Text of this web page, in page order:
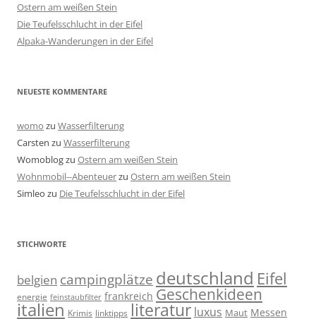
Ostern am weißen Stein
Die Teufelsschlucht in der Eifel
Alpaka-Wanderungen in der Eifel
NEUESTE KOMMENTARE
womo zu Wasserfilterung
Carsten zu Wasserfilterung
Womoblogzu Ostern am weißen Stein
Wohnmobil--Abenteuerzu Ostern am weißen Stein
Simleo zu Die Teufelsschlucht in der Eifel
STICHWORTE
belgien campingplätze deutschland Eifel
energie feinstaubfilter frankreich Geschenkideen
italien Krimis linktipps literatur luxus Maut Messen